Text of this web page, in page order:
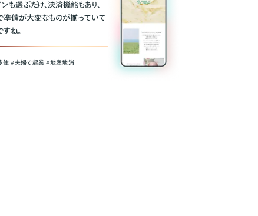
も選ぶだけ、決済機能もあり、
準備が大変なものが揃っていて
ね。
住 #夫婦で起業 #地産地消